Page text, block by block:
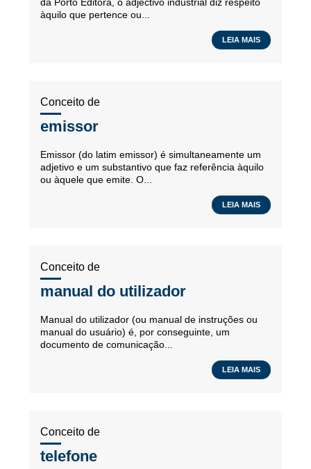
àquilo que pertence ou...
LEIA MAIS
Conceito de
emissor
Emissor (do latim emissor) é simultaneamente um
adjetivo e um substantivo que faz referência àquilo
ou àquele que emite. O...
LEIA MAIS
Conceito de
manual do utilizador
Manual do utilizador (ou manual de instruções ou
manual do usuário) é, por conseguinte, um
documento de comunicação...
LEIA MAIS
Conceito de
telefone